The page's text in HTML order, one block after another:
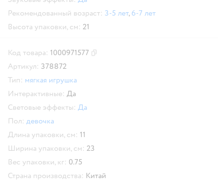
Рекомендованный возраст: 3-5 лет, 6-7 лет
Высота упаковки, см: 21
Код товара: 1000971577
Артикул: 378872
Тип: мягкая игрушка
Интерактивные: Да
Световые эффекты: Да
Пол: девочка
Длина упаковки, см: 11
Ширина упаковки, см: 23
Вес упаковки, кг: 0.75
Страна производства: Китай